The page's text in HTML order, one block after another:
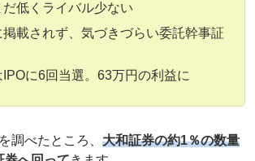
低くライバル少ない
掲載されず、気づきづらい委託幹事証
IPOに6回当選。63万円の利益に
調べたところ、 大和証券の約1％の数量